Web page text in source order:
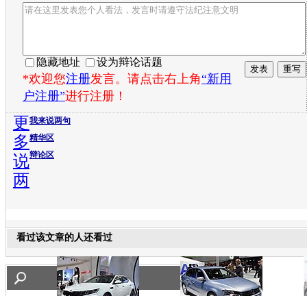
隐藏地址 设为辩论话题
*欢迎您注册发言。请点击右上角“新用
户注册”进行注册！
我来说两句
精华区
辩论区
更
多
说
两
看过该文章的人还看过